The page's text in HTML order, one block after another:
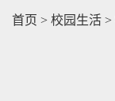
首页 > 校园生活 >